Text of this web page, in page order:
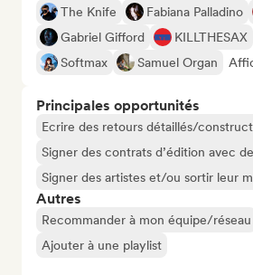
The Knife Fabiana Palladino
Gabriel Gifford
KILLTHESAX
Softmax
Samuel Organ
Principales opportunités
Ecrire des retours détaillés/
Signer des contrats d’édition avec
Signer des artistes et/ou sortir leur
Autres
Recommander à mon équipe/réseau
Ajouter à une playlist